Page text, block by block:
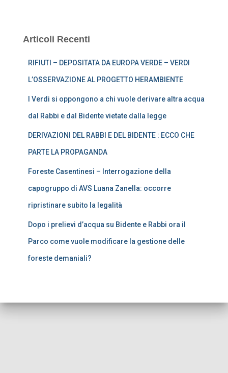
Articoli Recenti
RIFIUTI – DEPOSITATA DA EUROPA VERDE – VERDI
L’OSSERVAZIONE AL PROGETTO HERAMBIENTE
I Verdi si oppongono a chi vuole derivare altra acqua
dal Rabbi e dal Bidente vietate dalla legge
DERIVAZIONI DEL RABBI E DEL BIDENTE : ECCO CHE
PARTE LA PROPAGANDA
Foreste Casentinesi – Interrogazione della
capogruppo di AVS Luana Zanella: occorre
ripristinare subito la legalità
Dopo i prelievi d’acqua su Bidente e Rabbi ora il
Parco come vuole modificare la gestione delle
foreste demaniali?